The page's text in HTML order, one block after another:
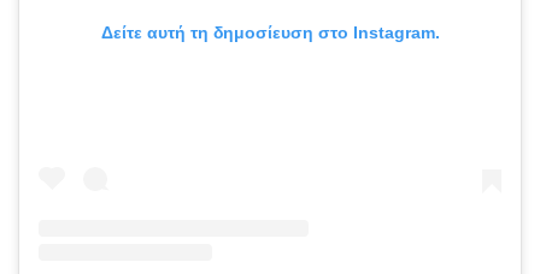
Δείτε αυτή τη δημοσίευση στο Instagram.